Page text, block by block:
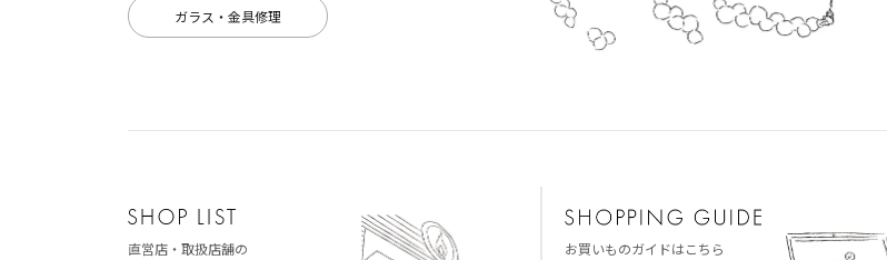
ガラス・金具修理
直営店・取扱店舗の
お買いものガイドはこちら